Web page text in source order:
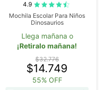
4.9
Mochila Escolar Para Niños
Dinosaurios
Llega mañana o
¡Retiralo mañana!
$32.776
$14.749
55% OFF